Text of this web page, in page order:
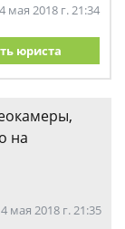
4 мая 2018 г. 21:34
юриста
на
4 мая 2018 г. 21:35